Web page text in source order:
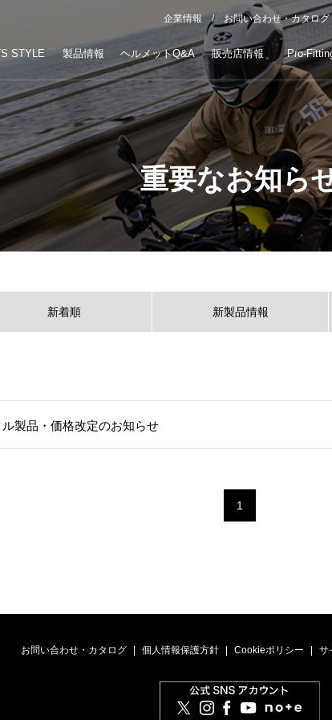
企業情報 お問い合わせ・カタログ
STYLE 製品情報 ヘルメットQ&A 販売店情報 Pro-
重要なお知ら
新着順 新製品情報
製品・価格改定のお知らせ
1
お問い合わせ・カタログ 個人情報保護方針 Cookieポリシー サ